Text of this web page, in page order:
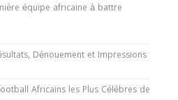
nationale de football
équipe africaine à battre
Dénouement et Impressions
Africains les Plus Célèbres de